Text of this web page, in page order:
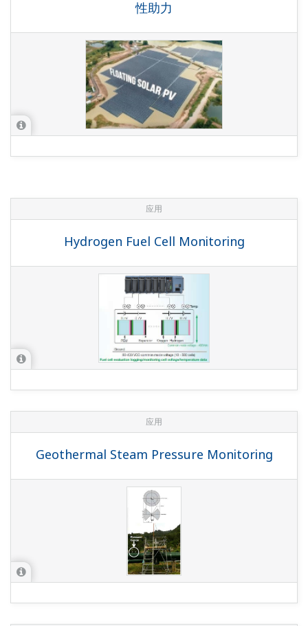
性助力
应用
Hydrogen Fuel Cell Monitoring
应用
Geothermal Steam Pressure Monitoring